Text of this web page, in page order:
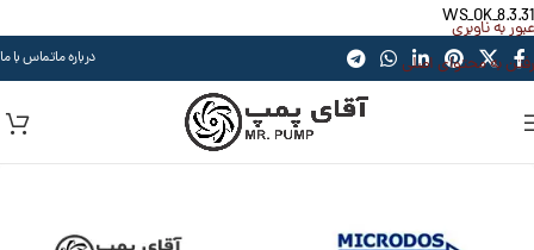
WS_OK_8.3.31
عبور به ناوبری
رفتن به محتوای اصلی
درباره ماتماس با ما